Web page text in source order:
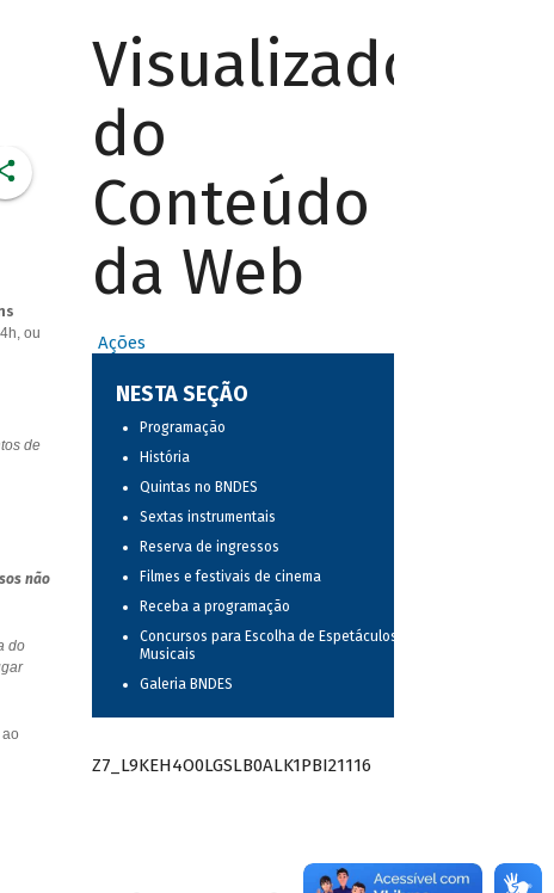
ou
de
não
do
Visualizador
do
Conteúdo
da Web
Ações
NESTA SEÇÃO
Programação
História
Quintas no BNDES
Sextas instrumentais
Reserva de ingressos
Filmes e festivais de cinema
Receba a programação
Concursos para Escolha de Espetáculos
Musicais
Galeria BNDES
Z7_L9KEH4O0LGSLB0ALK1PBI21116